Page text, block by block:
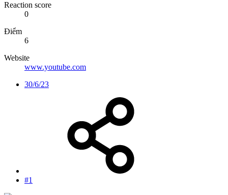
Reaction score
0
Điểm
6
Website
www.youtube.com
30/6/23
#1